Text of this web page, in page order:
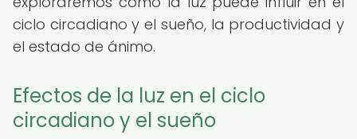
ciclo circadiano y el sueño, la productividad y
el estado de ánimo.
Efectos de la luz en el ciclo
circadiano y el sueño